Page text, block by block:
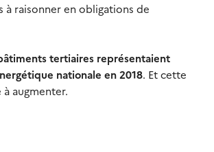
à raisonner en obligations de
tertiaires représentaient
nationale en 2018. Et cette
augmenter.